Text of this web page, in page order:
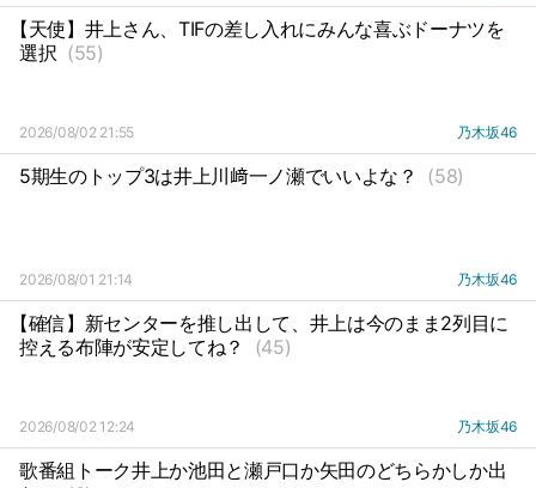
【天使】井上さん、TIFの差し入れにみんな喜ぶドーナツを
選択 (55)
2026/08/02 21:55 乃木坂46
5期生のトップ3は井上川﨑一ノ瀬でいいよな？ (58)
2026/08/01 21:14 乃木坂46
【確信】新センターを推し出して、井上は今のまま2列目に
控える布陣が安定してね？
(45)
2026/08/02 12:24 乃木坂46
歌番組トーク井上か池田と瀬戸口か矢田のどちらかしか出